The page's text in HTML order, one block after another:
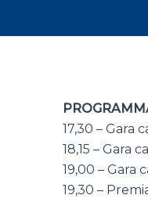
17,30 – Gara
18,15 – Gara
19,00 – Gara
19,30 –